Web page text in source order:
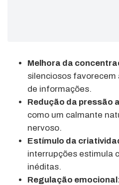
Melhora da
silenciosos favorecem
de informações.
Redução da pressão
como um calmante
nervoso.
Estímulo da
interrupções estimula
inéditas.
Regulação